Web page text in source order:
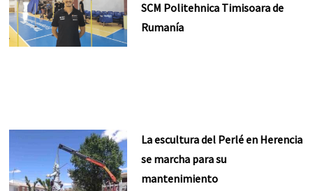
SCM Politehnica Timisoara de
Rumanía
La escultura del Perlé en Herencia
se marcha para su
mantenimiento